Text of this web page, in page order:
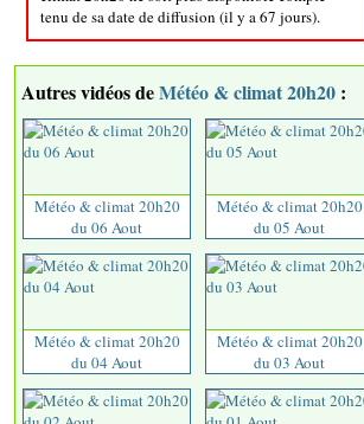
tenu de sa date de diffusion (il y a 67 jours).
Autres vidéos deMétéo & climat 20h20 :
Météo & climat 20h20
du 06 Aout
Météo & climat 20h20
du 05 Aout
Météo & climat 20h20
du 04 Aout
Météo & climat 20h20
du 03 Aout